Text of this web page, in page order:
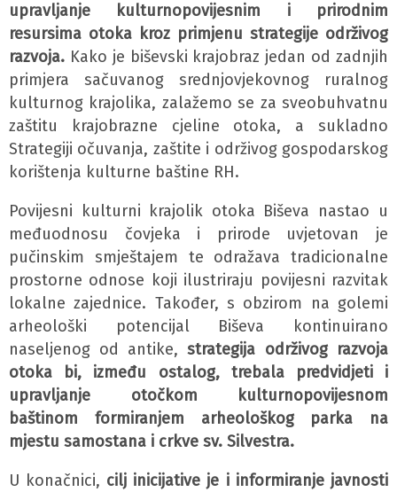
upravljanje kulturnopovijesnim i prirodnim
resursima otoka kroz primjenu strategije održivog
razvoja. Kako je biševski krajobraz jedan od zadnjih
primjera sačuvanog srednjovjekovnog ruralnog
kulturnog krajolika, zalažemo se za sveobuhvatnu
zaštitu krajobrazne cjeline otoka, a sukladno
Strategiji očuvanja, zaštite i održivog gospodarskog
korištenja kulturne baštine RH.
Povijesni kulturni krajolik otoka Biševa nastao u
međuodnosu čovjeka i prirode uvjetovan je
pučinskim smještajem te odražava tradicionalne
prostorne odnose koji ilustriraju povijesni razvitak
lokalne zajednice. Također, s obzirom na golemi
arheološki potencijal Biševa kontinuirano
naseljenog od antike, strategija održivog razvoja
otoka bi, između ostalog, trebala predvidjeti i
upravljanje otočkom kulturnopovijesnom
baštinom formiranjem arheološkog parka na
mjestu samostana i crkve sv. Silvestra.
U konačnici, cilj inicijative je i informiranje javnosti